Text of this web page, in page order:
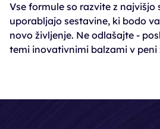
Vse formule so razvite z najvišjo
uporabljajo sestavine, ki bodo
novo življenje. Ne odlašajte -
temi inovativnimi balzami v peni